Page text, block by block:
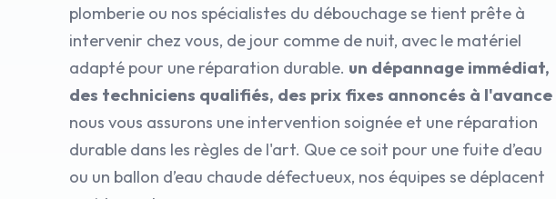
plomberie ou nos spécialistes du débouchage se tient prête à
intervenir chez vous, de jour comme de nuit, avec le matériel
adapté pour une réparation durable. un dépannage immédiat,
des techniciens qualifiés, des prix fixes annoncés à l'avance
nous vous assurons une intervention soignée et une réparation
durable dans les règles de l'art. Que ce soit pour une fuite d’eau
ou un ballon d’eau chaude défectueux, nos équipes se déplacent